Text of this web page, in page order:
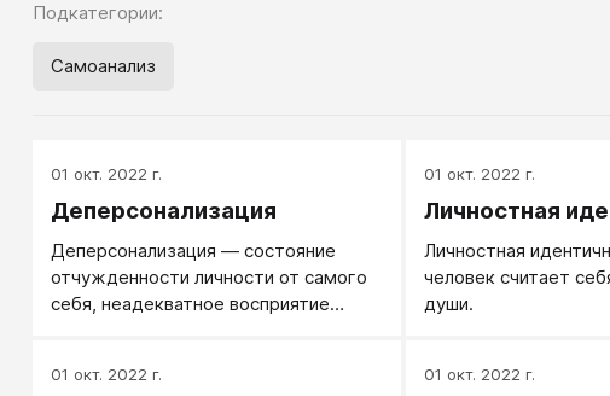
Подкатегории:
Самоанализ
01 окт. 2022 г.
Деперсонализация
Деперсонализация ― состояние
отчужденности личности от самого
себя, неадекватное восприятие
воспринимается при
01 окт. 2022 г.
Личностная
Личностная
человек считает
души.
01 окт. 2022 г. 01 окт. 2022 г.